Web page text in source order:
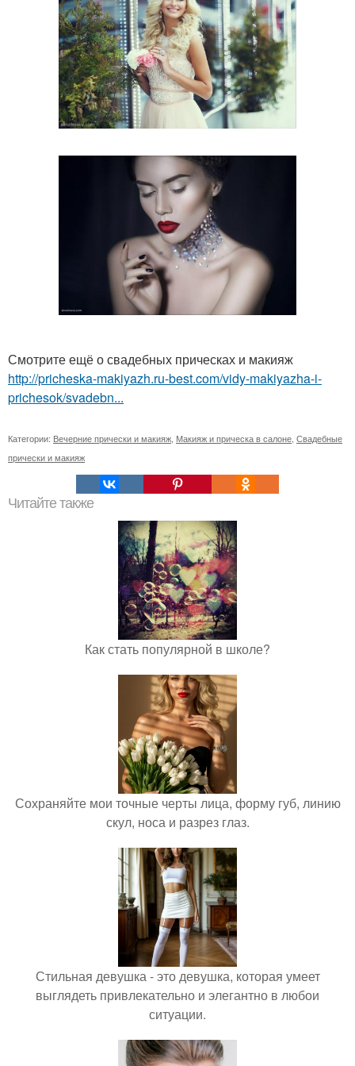
Смотрите ещё о свадебных прическах и макияж
http://pricheska-makiyazh.ru-best.com/vidy-makiyazha-i-
prichesok/svadebn...
Категории: Вечерние прически и макияж Макияж и прическа в салоне Свадебные
прически и макияж
Читайте также
Как стать популярной в школе?
Сохраняйте мои точные черты лица, форму губ, линию
скул, носа и разрез глаз.
Стильная девушка - это девушка, которая умеет
выглядеть привлекательно и элегантно в любои
ситуации.